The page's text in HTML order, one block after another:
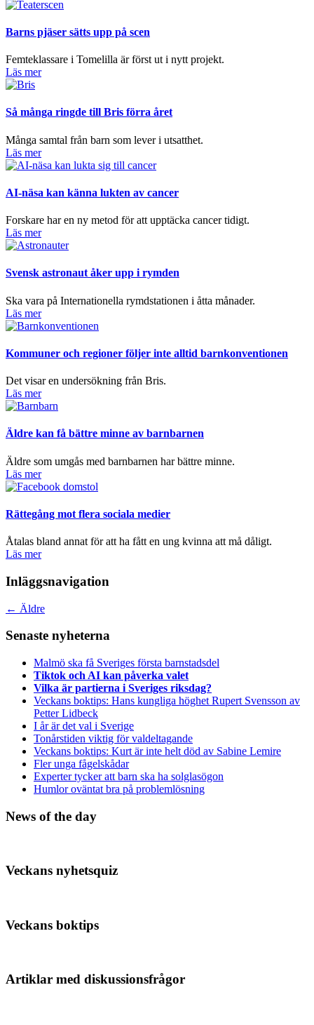
Barns pjäser sätts upp på scen
Femteklassare i Tomelilla är först ut i nytt projekt.
Läs mer
Så många ringde till Bris förra året
Många samtal från barn som lever i utsatthet.
Läs mer
AI-näsa kan känna lukten av cancer
Forskare har en ny metod för att upptäcka cancer tidigt.
Läs mer
Svensk astronaut åker upp i rymden
Ska vara på Internationella rymdstationen i åtta månader.
Läs mer
Kommuner och regioner följer inte alltid barnkonventionen
Det visar en undersökning från Bris.
Läs mer
Äldre kan få bättre minne av barnbarnen
Äldre som umgås med barnbarnen har bättre minne.
Läs mer
Rättegång mot flera sociala medier
Åtalas bland annat för att ha fått en ung kvinna att må dåligt.
Läs mer
Inläggsnavigation
← Äldre
Senaste nyheterna
Malmö ska få Sveriges första barnstadsdel
Tiktok och AI kan påverka valet
Vilka är partierna i Sveriges riksdag?
Veckans boktips: Hans kungliga höghet Rupert Svensson av
Petter Lidbeck
I år är det val i Sverige
Tonårstiden viktig för valdeltagande
Veckans boktips: Kurt är inte helt död av Sabine Lemire
Fler unga fågelskådar
Experter tycker att barn ska ha solglasögon
Humlor oväntat bra på problemlösning
News of the day
Veckans nyhetsquiz
Veckans boktips
Artiklar med diskussionsfrågor